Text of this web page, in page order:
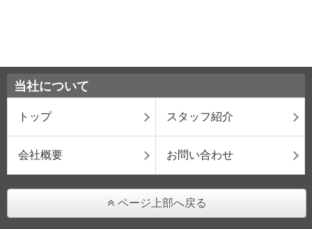
当社について
トップ スタッフ紹介
会社概要 お問い合わせ
ページ上部へ戻る